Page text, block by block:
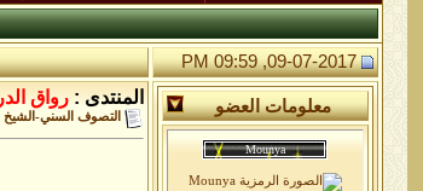
09-07-2017, 09:59 PM
معلومات العضو المنتدى : رواق
التصوف السني-الشيخ